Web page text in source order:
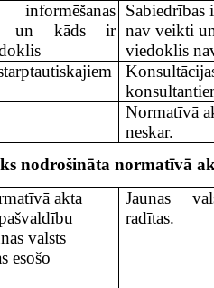
un kāds ir
Sabiedrības
nav veikti
viedoklis
Normatīvā
neskar.
nodrošināta normatīvā
akta
valsts
esošo
Jaunas
radītas.